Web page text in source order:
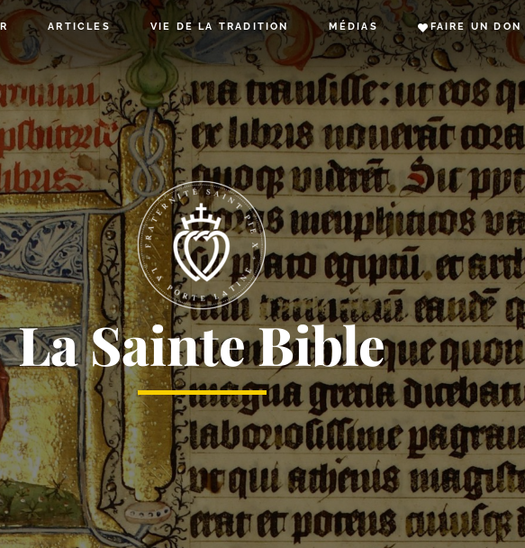
ARTICLES VIE DE LA TRADITION MÉDIAS FAIRE UN DON
La Sainte Bible